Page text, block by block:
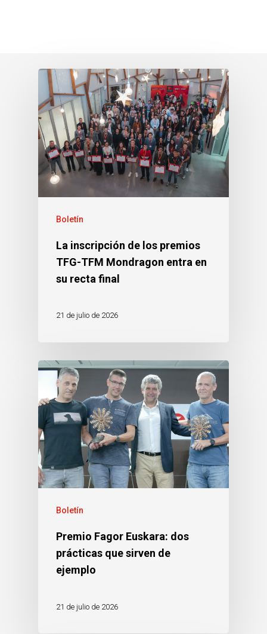
Boletín
La inscripción de los premios
TFG-TFM Mondragon entra en
su recta final
21 de julio de 2026
Boletín
Premio Fagor Euskara: dos
prácticas que sirven de
ejemplo
21 de julio de 2026